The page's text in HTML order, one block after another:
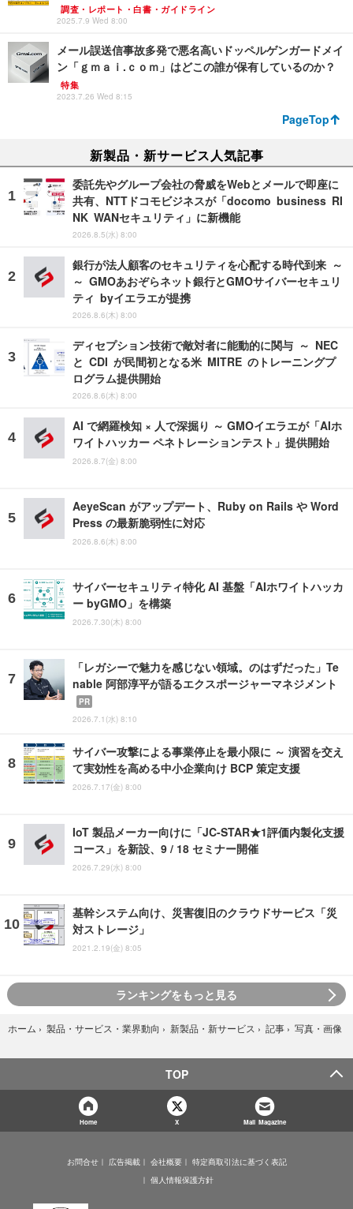
調査・レポート・白書・ガイドライン
2025.7.9 Wed 8:00
メール誤送信事故多発で悪名高いドッペルゲンガードメイ
ン「ｇｍａｉ.ｃｏｍ」はどこの誰が保有しているのか？
特集
2023.7.26 Wed 8:15
PageTop
新製品・新サービス人気記事
委託先やグループ会社の脅威をWebとメールで即座に
共有、NTTドコモビジネスが「docomo business RI
NK WANセキュリティ」に新機能
2026.8.5(水) 8:00
銀行が法人顧客のセキュリティを心配する時代到来 ～
～ GMOあおぞらネット銀行とGMOサイバーセキュリ
ティ byイエラエが提携
2026.8.6(木) 8:00
ディセプション技術で敵対者に能動的に関与 ～ NEC
と CDI が民間初となる米 MITRE のトレーニングプ
ログラム提供開始
2026.8.6(木) 8:00
AI で網羅検知 × 人で深掘り ～ GMOイエラエが「AIホ
ワイトハッカー ペネトレーションテスト」提供開始
2026.8.7(金) 8:00
AeyeScan がアップデート、Ruby on Rails や Word
Press の最新脆弱性に対応
2026.8.6(木) 8:00
サイバーセキュリティ特化 AI 基盤「AIホワイトハッカ
ー byGMO」を構築
2026.7.30(木) 8:00
「レガシーで魅力を感じない領域。のはずだった」Te
nable 阿部淳平が語るエクスポージャーマネジメント
PR
2026.7.1(水) 8:10
サイバー攻撃による事業停止を最小限に ～ 演習を交え
て実効性を高める中小企業向け BCP 策定支援
2026.7.17(金) 8:00
IoT 製品メーカー向けに「JC-STAR★1評価内製化支援
コース」を新設、9 / 18 セミナー開催
2026.7.29(水) 8:00
基幹システム向け、災害復旧のクラウドサービス「災
対ストレージ」
2021.2.19(金) 8:05
ランキングをもっと見る
ホーム › 製品・サービス・業界動向 › 新製品・新サービス › 記事 › 写真・画像
TOP
Home X Mail Magazine
お問合せ 広告掲載 会社概要
特定商取引法に基づく表記
個人情報保護方針